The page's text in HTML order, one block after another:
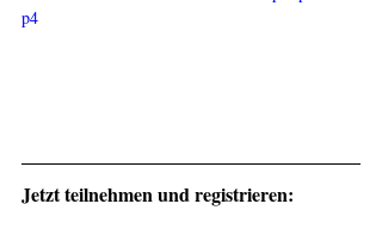
p4
Jetzt teilnehmen und registrieren: